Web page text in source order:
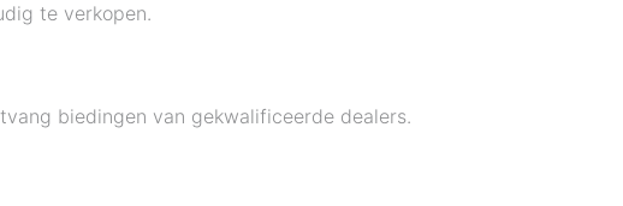
te verkopen.
biedingen van gekwalificeerde dealers.